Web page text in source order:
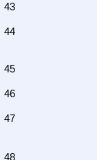
43
44
45
46
47
48